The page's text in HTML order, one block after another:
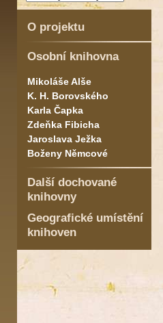
O projektu
Osobní knihovna
Mikoláše Alše
K. H. Borovského
Karla Čapka
Zdeňka Fibicha
Jaroslava Ježka
Boženy Němcové
Další dochované
knihovny
Geografické umístění
knihoven